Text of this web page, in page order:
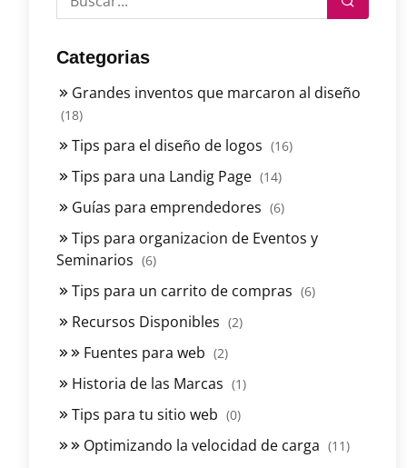
Categorias
Grandes inventos que marcaron al diseño
(18)
Tips para el diseño de logos (16)
Tips para una Landig Page (14)
Guías para emprendedores (6)
Tips para organizacion de Eventos y
Seminarios (6)
Tips para un carrito de compras (6)
Recursos Disponibles (2)
Fuentes para web (2)
Historia de las Marcas (1)
Tips para tu sitio web (0)
Optimizando la velocidad de carga (11)